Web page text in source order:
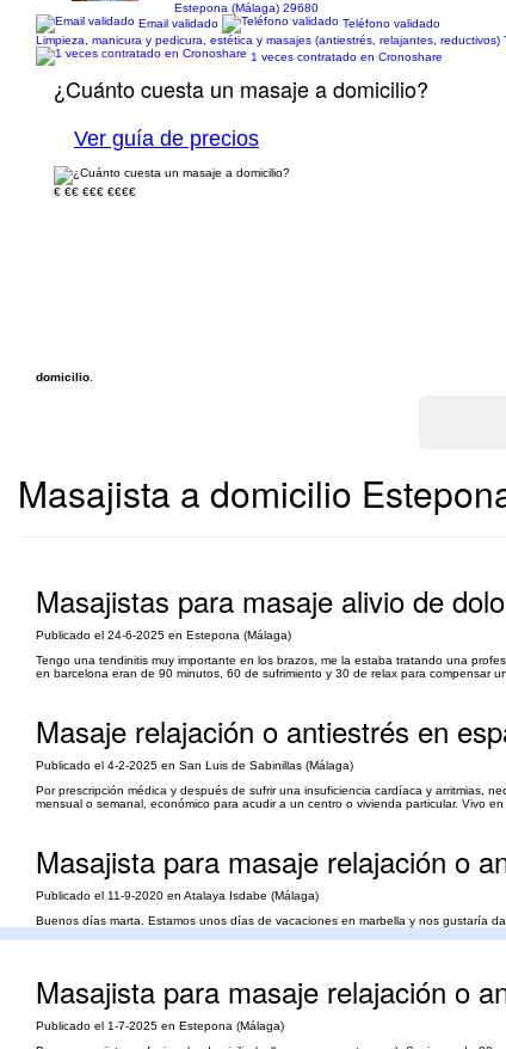
Estepona (Málaga) 29680
Email validado
Teléfono validado
Limpieza, manicura y pedicura, estética y masajes (antiestrés, relajantes,
1 veces contratado en Cronoshare
¿Cuánto cuesta un masaje a domicilio?
Ver guía de precios
€ €€ €€€ €€€€
domicilio
Masajista a domicilio
Masajistas para masaje alivio de
Publicado el 24-6-2025 en Estepona (Málaga)
Tengo una tendinitis muy importante en los brazos, me la estaba tratando una
en barcelona eran de 90 minutos, 60 de sufrimiento y 30 de relax para compensar
Masaje relajación o antiestrés en
Publicado el 4-2-2025 en San Luis de Sabinillas (Málaga)
Por prescripción médica y después de sufrir una insuficiencia cardíaca y arritmias,
mensual o semanal, económico para acudir a un centro o vivienda particular. Vivo
Masajista para masaje relajación o
Publicado el 11-9-2020 en Atalaya Isdabe (Málaga)
Buenos días marta. Estamos unos días de vacaciones en marbella y nos gustaría
Masajista para masaje relajación o
Publicado el 1-7-2025 en Estepona (Málaga)